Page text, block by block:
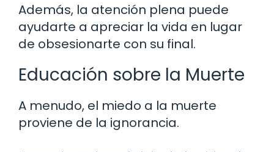
Además, la atención plena puede
ayudarte a apreciar la vida en lugar
de obsesionarte con su final.
Educación sobre la Muerte
A menudo, el miedo a la muerte
proviene de la ignorancia.